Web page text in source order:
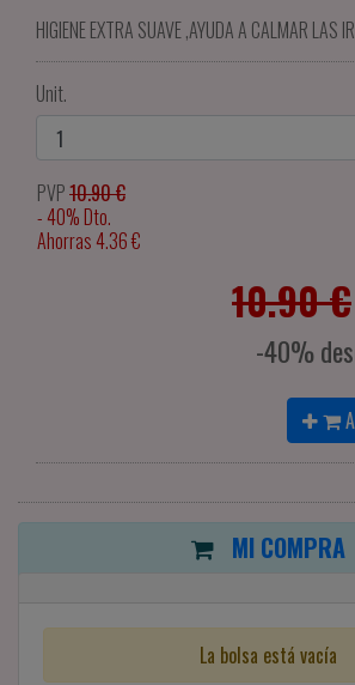
HIGIENE EXTRA SUAVE ,AYUDA A CALMAR LAS
Unit.
PVP10.90 €
- 40% Dto.
Ahorras 4.36 €
10.90 €
-40%
MI COMPRA
La bolsa está vacía